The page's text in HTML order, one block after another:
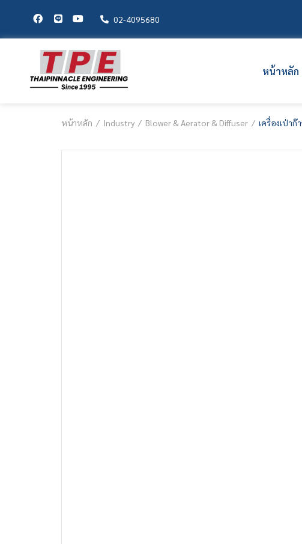
02-4095680
หน้าหลัก
หน้าหลัก Industry Blower & Aerator & Diffuser เครื่องเป่าก๊